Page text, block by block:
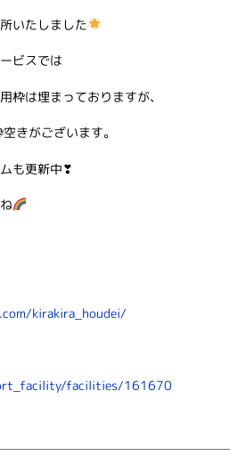
いたしました
ビスでは
枠は埋まっておりますが、
きがございます。⁡
も更新中❣
kirakira_houdei/
facilities/161670